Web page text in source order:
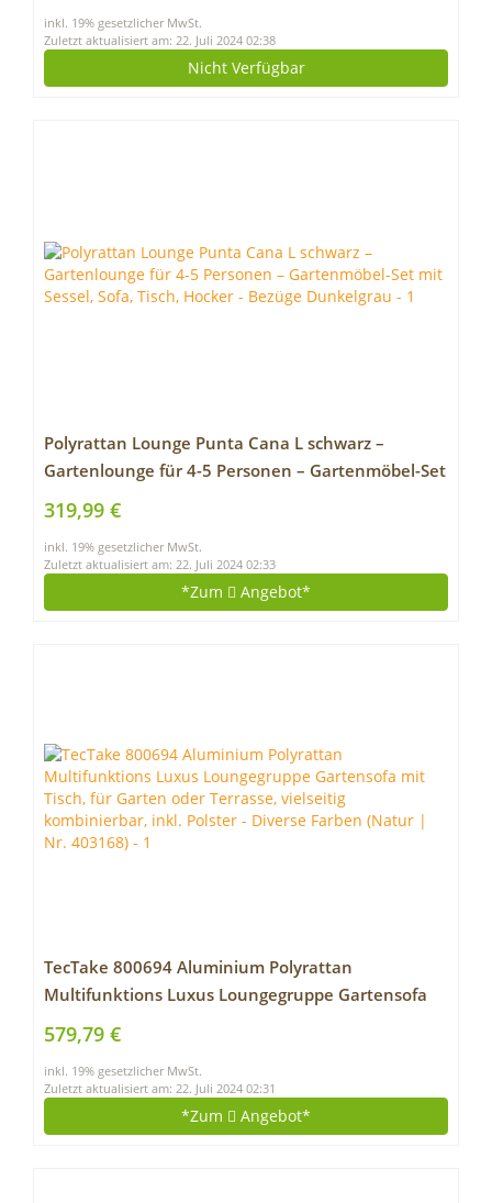
inkl. 19% gesetzlicher MwSt.
Zuletzt aktualisiert am: 22. Juli 2024 02:38
Nicht Verfügbar
Polyrattan Lounge Punta Cana L schwarz –
Gartenlounge für 4-5 Personen – Gartenmöbel-Set
mit Sessel, Sofa, Tisch, Hocker – Bezüge
Dunkelgrau
319,99 €
inkl. 19% gesetzlicher MwSt.
Zuletzt aktualisiert am: 22. Juli 2024 02:33
*Zum Angebot*
TecTake 800694 Aluminium Polyrattan
Multifunktions Luxus Loungegruppe Gartensofa
mit Tisch, für Garten oder Terrasse, vielseitig
kombinierbar, inkl. Polster – Diverse Farben (Natur
| Nr. 403168)
579,79 €
inkl. 19% gesetzlicher MwSt.
Zuletzt aktualisiert am: 22. Juli 2024 02:31
*Zum Angebot*